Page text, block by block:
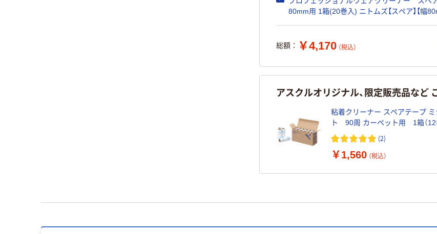
80mm用 1箱(20巻入) ニトムズ【スペア】【幅
総額： ￥4,170 （税込）
アスクルオリジナル、限定販売品など
粘着クリーナー スペアテープ ミ
ト 90周 カーペット用 1箱（12
ク アスクル限定 オリジナル
(2)
￥1,560 （税込）